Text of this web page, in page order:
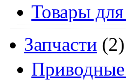
Товары
Запчасти (2)